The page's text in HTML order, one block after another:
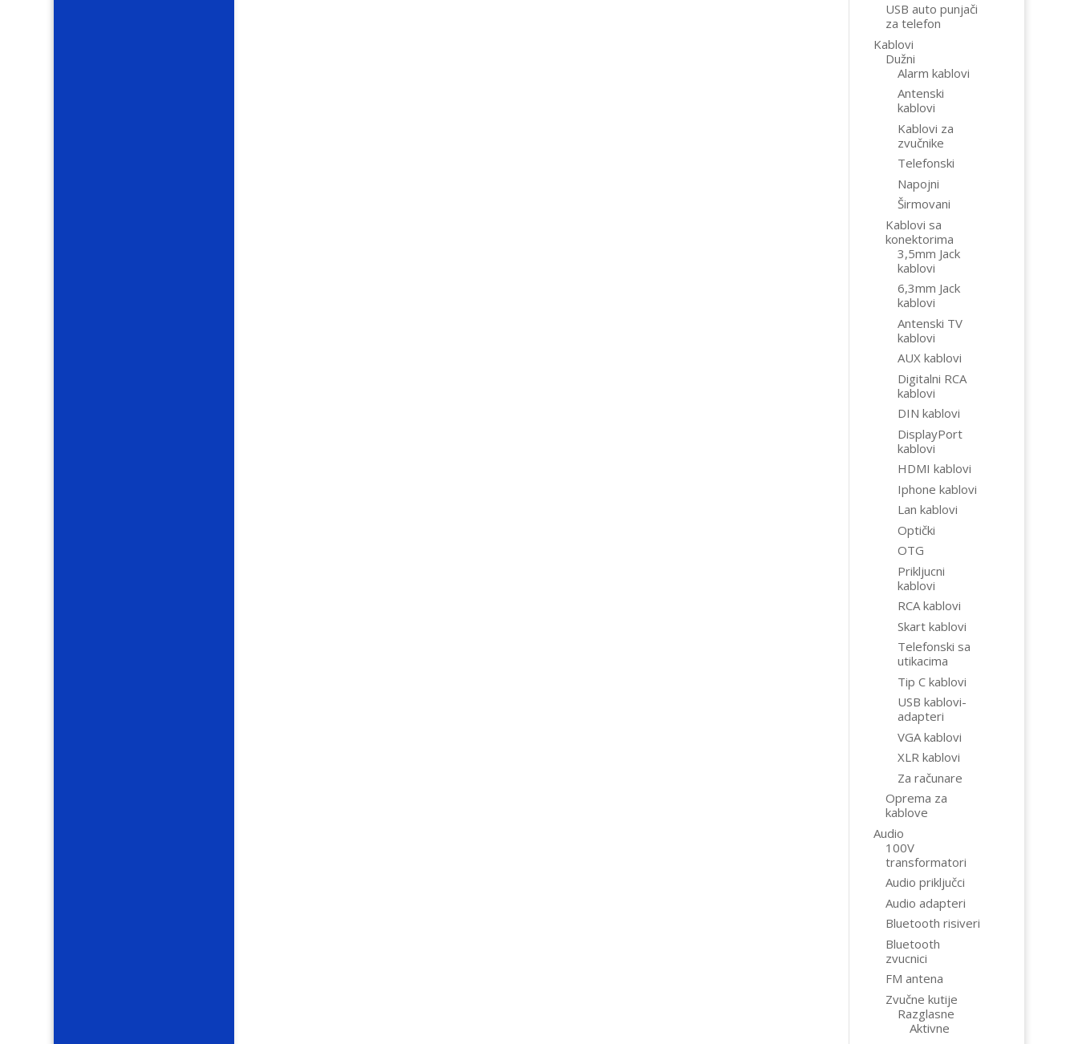
USB auto punjači
za telefon
Kablovi
Dužni
Alarm kablovi
Antenski
kablovi
Kablovi za
zvučnike
Telefonski
Napojni
Širmovani
Kablovi sa
konektorima
3,5mm Jack
kablovi
6,3mm Jack
kablovi
Antenski TV
kablovi
AUX kablovi
Digitalni RCA
kablovi
DIN kablovi
DisplayPort
kablovi
HDMI kablovi
Iphone kablovi
Lan kablovi
Optički
OTG
Prikljucni
kablovi
RCA kablovi
Skart kablovi
Telefonski sa
utikacima
Tip C kablovi
USB kablovi-
adapteri
VGA kablovi
XLR kablovi
Za računare
Oprema za
kablove
Audio
100V
transformatori
Audio priključci
Audio adapteri
Bluetooth risiveri
Bluetooth
zvucnici
FM antena
Zvučne kutije
Razglasne
Aktivne